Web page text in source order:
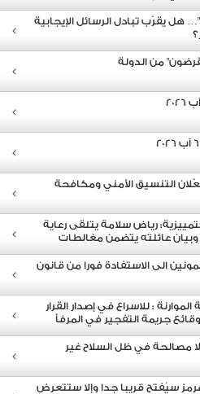
هل يقرّب تبادل الرسائل الإيجابية
من الدولة
التنسيق الأمني ومكافحة
رياض سلامة يتلقى رعاية
عائلته يتضمن مغالطات
الى الاستفادة فورا من قانون
: للاسراع في إصدار القرار
جريمة التفجير في المرفأ
مصالحة في ظل السلاح غير
سيُفتح قريبا جدا وإلا ستتعرض